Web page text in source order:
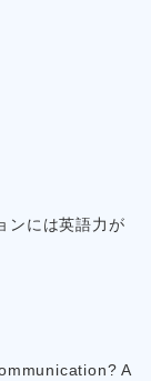
ンには英語力が
A